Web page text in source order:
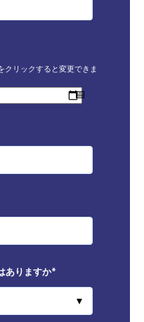
リックすると変更できま
ありますか*